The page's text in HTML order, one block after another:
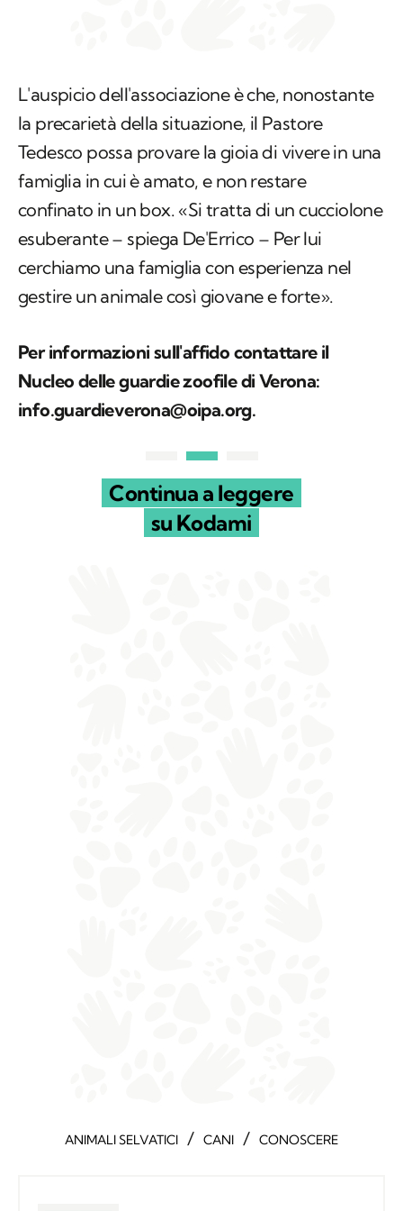
L'auspicio dell'associazione è che, nonostante
la precarietà della situazione, il Pastore
Tedesco possa provare la gioia di vivere in una
famiglia in cui è amato, e non restare
confinato in un box. «Si tratta di un cucciolone
esuberante – spiega De'Errico – Per lui
cerchiamo una famiglia con esperienza nel
gestire un animale così giovane e forte».
Per informazioni sull'affido contattare il
Nucleo delle guardie zoofile di Verona:
info.guardieverona@oipa.org.
Continua a leggere
su Kodami
ANIMALI SELVATICI / CANI / CONOSCERE